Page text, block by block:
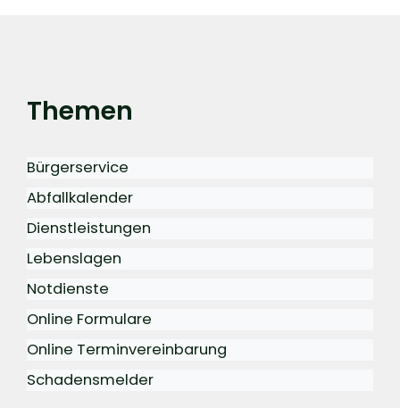
Themen
Bürgerservice
Abfallkalender
Dienstleistungen
Lebenslagen
Notdienste
Online Formulare
Online Terminvereinbarung
Schadensmelder